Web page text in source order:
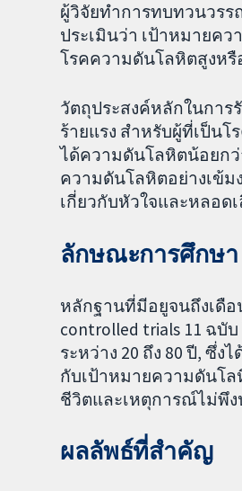
ผู้วิจัยทำการทบทวนวร
ประเมินว่า เป้าหมายค
โรคความดันโลหิตสูงหรื
วัตถุประสงค์หลักในกา
ร้ายแรง สำหรับผู้ที่เป็น
ได้ความดันโลหิตน้อยก
ความดันโลหิตอย่างเข้
เกี่ยวกับหัวใจและหลอด
ลักษณะการศึกษา
หลักฐานที่มีอยูจนถึงเดือ
controlled trials 11 ฉบั
ระหว่าง 20 ถึง 80 ปี, ซึ่
กับเป้าหมายความดันโล
ชีวิตและเหตุการณ์ไม่พึง
ผลลัพธ์ที่สำคัญ